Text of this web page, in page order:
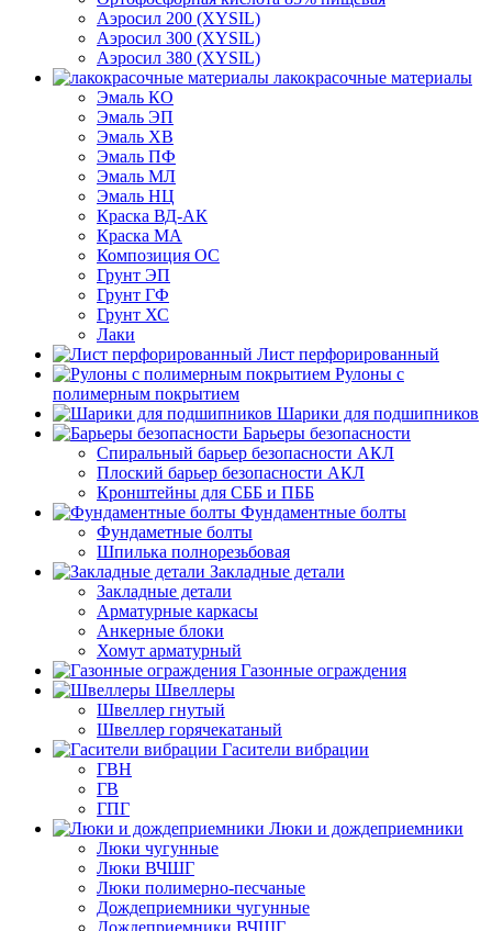
Аэросил 200 (XYSIL)
Аэросил 300 (XYSIL)
Аэросил 380 (XYSIL)
лакокрасочные материалы
Эмаль КО
Эмаль ЭП
Эмаль ХВ
Эмаль ПФ
Эмаль МЛ
Эмаль НЦ
Краска ВД-АК
Краска МА
Композиция ОС
Грунт ЭП
Грунт ГФ
Грунт ХС
Лаки
Лист перфорированный
Рулоны с
полимерным покрытием
Шарики для подшипников
Барьеры безопасности
Спиральный барьер безопасности АКЛ
Плоский барьер безопасности АКЛ
Кронштейны для СББ и ПББ
Фундаментные болты
Фундаметные болты
Шпилька полнорезьбовая
Закладные детали
Закладные детали
Арматурные каркасы
Анкерные блоки
Хомут арматурный
Газонные ограждения
Швеллеры
Швеллер гнутый
Швеллер горячекатаный
Гасители вибрации
ГВН
ГВ
ГПГ
Люки и дождеприемники
Люки чугунные
Люки ВЧШГ
Люки полимерно-песчаные
Дождеприемники чугунные
Дождеприемники ВЧШГ